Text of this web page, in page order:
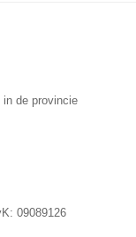
de provincie
09089126